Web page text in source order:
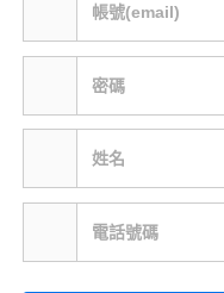
帳號(email)
密碼
姓名
電話號碼